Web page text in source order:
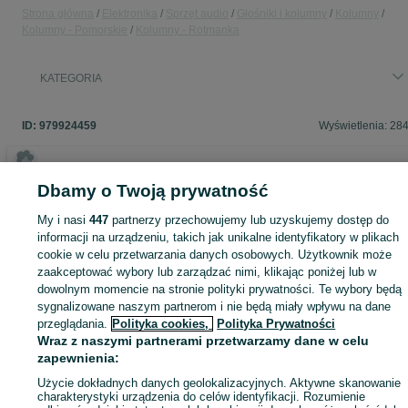
KATEGORIA
ID: 979924459 Wyświetlenia:
sprzedającym
Zaloguj się / Załóż konto
Zadzwoń / SMS Wyślij wiadomość
Dbamy o Twoją prywatność
My i nasi447 partnerzy przechowujemy lub uzyskujemy dostęp do
informacji na urządzeniu, takich jak unikalne identyfikatory w plikach
cookie w celu przetwarzania danych osobowych. Użytkownik może
zaakceptować wybory lub zarządzać nimi, klikając poniżej lub w
dowolnym momencie na stronie polityki prywatności. Te wybory będą
sygnalizowane naszym partnerom i nie będą miały wpływu na dane
przeglądania. Polityka cookies, Polityka Prywatności
Wraz z naszymi partnerami przetwarzamy dane w celu
zapewnienia:
Użycie dokładnych danych geolokalizacyjnych. Aktywne skanowanie
charakterystyki urządzenia do celów identyfikacji. Rozumienie